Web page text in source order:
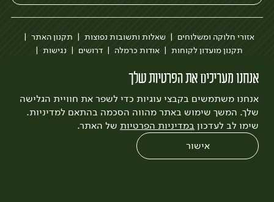
אנחנו מעריכים את הפרטיות שלך
אנחנו משתמשים בקבצי עוגיות כדי לשפר את חוויית הגלישה
שלך. המשך שימוש באתר מהווה הסכמה בהתאם למדיניות.
שימו לב לעדכון במדיניות הפרטיות של האתר.
אישור
אזורי חלוקה ומשלוחים שאלות ותשובות נפוצות
תקנון האתר
תקנון מועדון לקוחות
אודות כרמלה דרושים
נגישות
לצפייה בעדכון מדיניות פרטיות
עיצוב:3bears פיתוח:Quatro